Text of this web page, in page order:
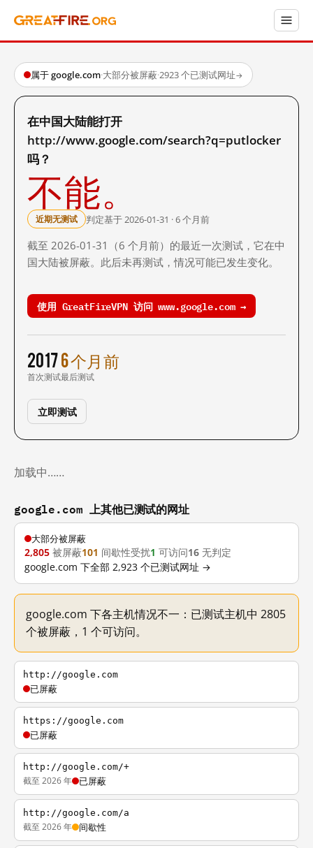
属于 google.com·大部分被屏蔽·2923 个已测试网址→
在中国大陆能打开
http://www.google.com/search?q=putlocker
吗？
不能。
近期无测试 判定基于 2026-01-31 · 6 个月前
截至 2026-01-31（6 个月前）的最近一次测试，它在中
国大陆被屏蔽。此后未再测试，情况可能已发生变化。
使用 GreatFireVPN 访问 www.google.com →
2017
首次测试
6 个月前
最后测试
立即测试
加载中……
google.com 上其他已测试的网址
大部分被屏蔽
2,805 被屏蔽101 间歇性受扰1 可访问16 无判定
google.com 下全部 2,923 个已测试网址 →
google.com 下各主机情况不一：已测试主机中 2805
个被屏蔽，1 个可访问。
http://google.com
已屏蔽
https://google.com
已屏蔽
http://google.com/+
截至 2026 年 已屏蔽
http://google.com/a
截至 2026 年 间歇性